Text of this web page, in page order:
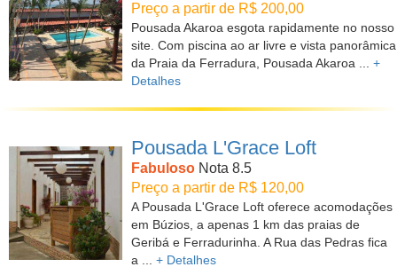
Preço a partir de R$ 200,00
Pousada Akaroa esgota rapidamente no nosso
site. Com piscina ao ar livre e vista panorâmica
da Praia da Ferradura, Pousada Akaroa ... +
Detalhes
Pousada L'Grace Loft
Fabuloso Nota 8.5
Preço a partir de R$ 120,00
A Pousada L'Grace Loft oferece acomodações
em Búzios, a apenas 1 km das praias de
Geribá e Ferradurinha. A Rua das Pedras fica
a ... + Detalhes